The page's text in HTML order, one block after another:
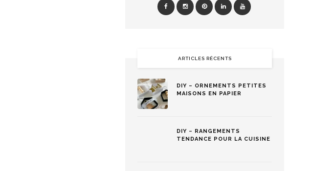
ARTICLES RÉCENTS
DIY – ORNEMENTS PETITES
MAISONS EN PAPIER
DIY – RANGEMENTS
TENDANCE POUR LA CUISINE